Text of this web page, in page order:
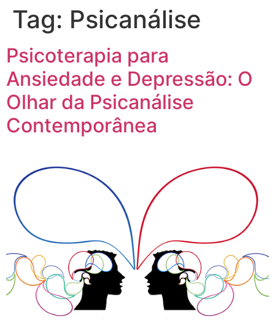
Tag: Psicanálise
Psicoterapia para
Ansiedade e Depressão: O
Olhar da Psicanálise
Contemporânea